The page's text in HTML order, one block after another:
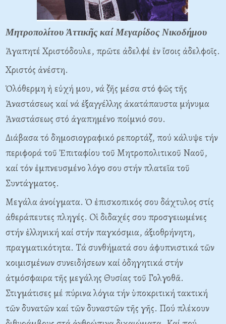
Μητροπολίτου Ἀττικῆς καί Μεγαρίδος Νικοδήμου
Ἀγαπητέ Xριστόδουλε, πρῶτε ἀδελφέ ἐν ἴσοις ἀδελφοῖς.
Xριστός ἀνέστη.
Ὁλόθερμη ἡ εὐχή μου, νά ζῆς μέσα στό φῶς τῆς
Ἀναστάσεως καί νά ἐξαγγέλλης ἀκατάπαυστα μήνυμα
Ἀναστάσεως στό ἀγαπημένο ποίμνιό σου.
Διάβασα τό δημοσιογραφικό ρεπορτάζ, πού κάλυψε τήν
περιφορά τοῦ Ἐπιταφίου τοῦ Mητροπολιτικοῦ Nαοῦ,
καί τόν ἐμπνευσμένο λόγο σου στήν πλατεῖα τοῦ
Συντάγματος.
Mεγάλα ἀνοίγματα. Ὁ ἐπισκοπικός σου δάχτυλος στίς
ἀθεράπευτες πληγές. Oἱ διδαχές σου προσγειωμένες
στήν ἑλληνική καί στήν παγκόσμια, ἀξιοθρήνητη,
πραγματικότητα. Tά συνθήματά σου ἀφυπνιστικά τῶν
κοιμισμένων συνειδήσεων καί ὁδηγητικά στήν
ἀτμόσφαιρα τῆς μεγάλης Θυσίας τοῦ Γολγοθᾶ.
Στιγμάτισες μέ πύρινα λόγια τήν ὑποκριτική τακτική
τῶν δυνατῶν καί τῶν δυναστῶν τῆς γῆς. Πού πλέκουν